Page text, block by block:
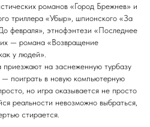
романов «Город Брежнев» и
триллера «Убыр», шпионского «За
февраля», этнофэнтези «Последнее
— романа «Возвращение
у людей».
на заснеженную турбазу
— поиграть в новую компьютерную
но игра оказывается не просто
реальности невозможно выбраться,
стирается.